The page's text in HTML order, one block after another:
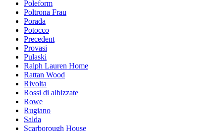
Poleform
Poltrona Frau
Porada
Potocco
Precedent
Provasi
Pulaski
Ralph Lauren Home
Rattan Wood
Rivolta
Rossi di albizzate
Rowe
Rugiano
Salda
Scarborough House